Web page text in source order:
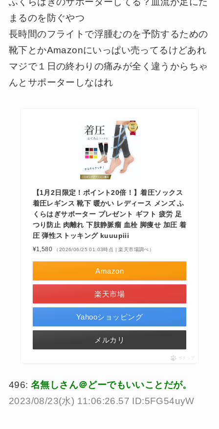
まるのを防ぐやつ
長時間のフライトで浮腫むのを予防するための
靴下とかAmazonにいっぱい売ってるけどあれ
マジで１日の終わりの痛みが全く違うからちゃ
んとサポーターしなはれ
【1月2日限定！ポイント20倍！】着圧ソックス
着圧レギンス 靴下 暖かい レディース メンズ ふ
くらはぎサポーター プレゼント ギフト 疲労 足
つり防止 肉離れ 下肢静脈瘤 血栓 脚痩せ 加圧 着
圧 弾性ストッキング kuuupiii
¥1,580 （2026/06/25 01:03時点 | 楽天市場調べ）
Amazon
楽天市場
Yahooショッピング
メルカリ
ポチップ
496: 名無しさん＠どーでもいいことだが。
2023/08/23(水) 11:06:26.57 ID:5FG54uyW